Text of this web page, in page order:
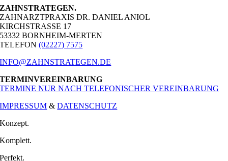
ZAHNSTRATEGEN.
ZAHNARZTPRAXIS DR. DANIEL ANIOL
KIRCHSTRASSE 17
53332 BORNHEIM-MERTEN
TELEFON(02227) 7575
INFO@ZAHNSTRATEGEN.DE
TERMINVEREINBARUNG
TERMINE NUR NACH TELEFONISCHER VEREINBARUNG
IMPRESSUM &DATENSCHUTZ
Konzept.
Komplett.
Perfekt.